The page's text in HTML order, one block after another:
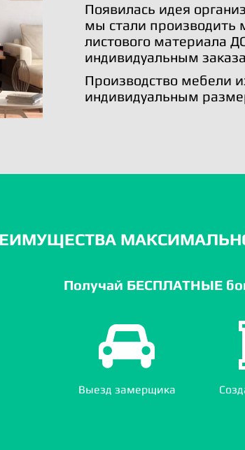
Появилась идея
мы стали производить
листового материала
индивидуальным
Производство мебели
индивидуальным
Получай БЕСПЛАТНЫЕ
Выезд замерщика